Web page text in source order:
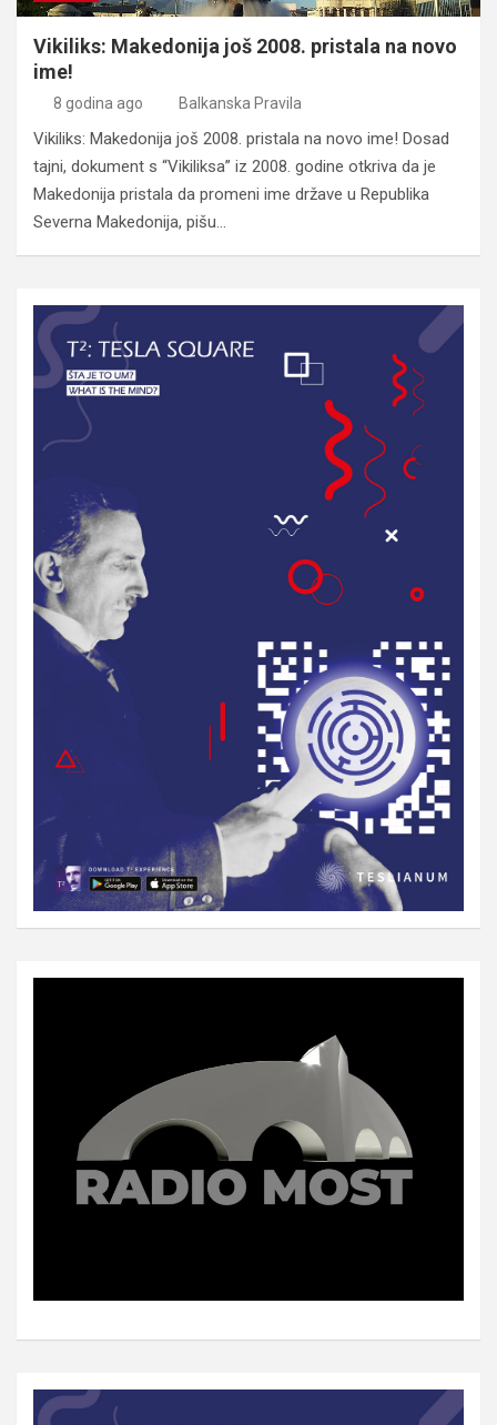
Vikiliks: Makedonija još 2008. pristala na novo
ime!
8 godina ago Balkanska Pravila
Vikiliks: Makedonija još 2008. pristala na novo ime! Dosad
tajni, dokument s “Vikiliksa” iz 2008. godine otkriva da je
Makedonija pristala da promeni ime države u Republika
Severna Makedonija, pišu…